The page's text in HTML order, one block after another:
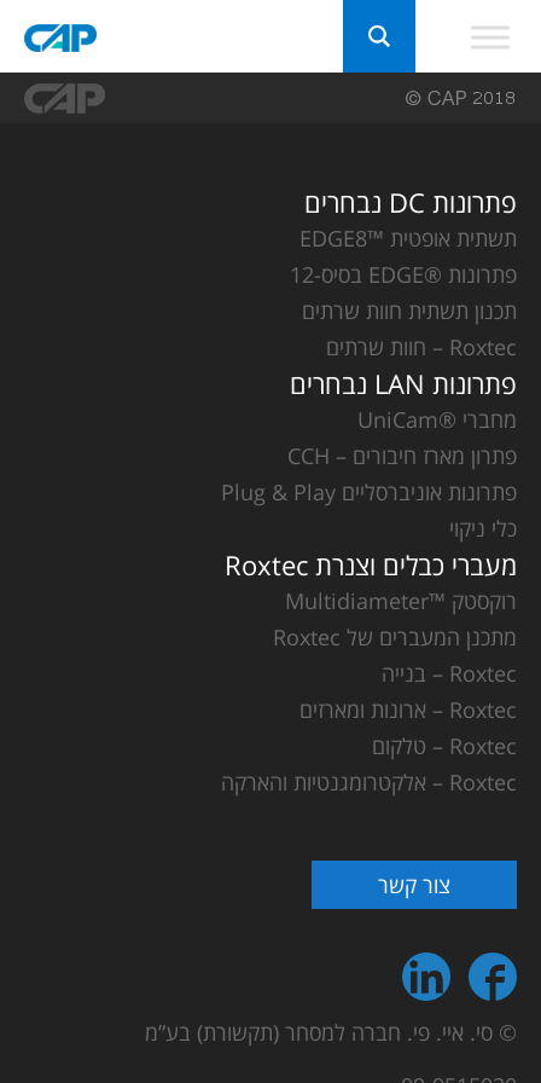
פתרונות DC נבחרים
תשתית אופטית ™EDGE8
פתרונות ®EDGE בסיס-12
תכנון תשתית חוות שרתים
Roxtec – חוות שרתים
פתרונות LAN נבחרים
מחברי ®UniCam
פתרון מארז חיבורים – CCH
פתרונות אוניברסליים Plug & Play
כלי ניקוי
מעברי כבלים וצנרת Roxtec
רוקסטק ™Multidiameter
מתכנן המעברים של Roxtec
Roxtec – בנייה
Roxtec – ארונות ומארזים
Roxtec – טלקום
Roxtec – אלקטרומגנטיות והארקה
צור קשר
© סי. איי. פי. חברה למסחר (תקשורת) בע”מ